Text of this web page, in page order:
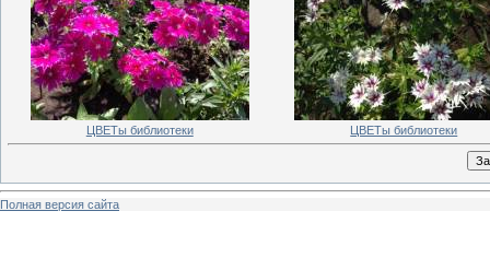
ЦВЕТы библиотеки ЦВЕТы библиотеки
Полная версия сайта